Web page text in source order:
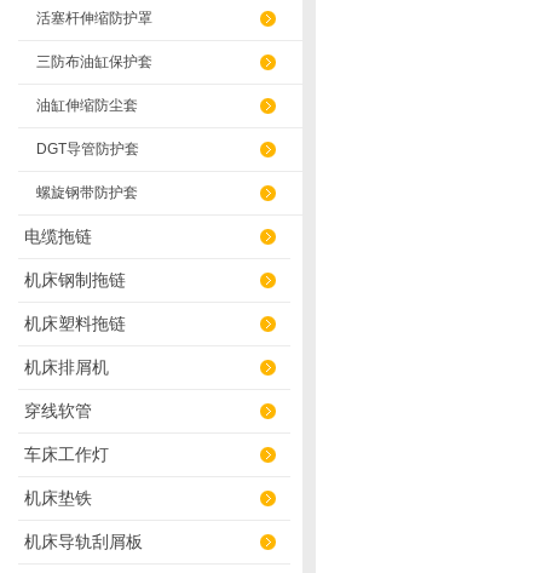
活塞杆伸缩防护罩
三防布油缸保护套
油缸伸缩防尘套
DGT导管防护套
螺旋钢带防护套
电缆拖链
机床钢制拖链
机床塑料拖链
机床排屑机
穿线软管
车床工作灯
机床垫铁
机床导轨刮屑板